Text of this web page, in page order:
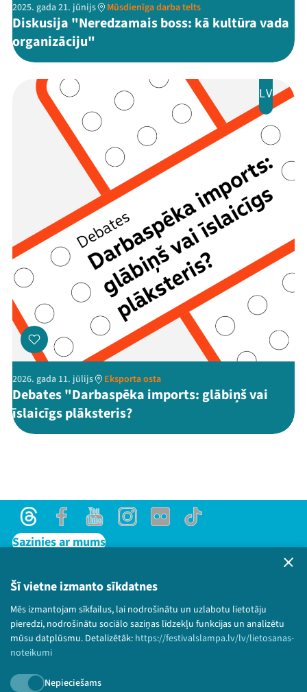
Šī vietne izmanto sīkdatnes
Mēs izmantojam sīkfailus, lai nodrošinātu un uzlabotu lietotāju
pieredzi, nodrošinātu sociālo saziņas līdzekļu funkcijas un analizētu
mūsu datplūsmu. Detalizētāk: https://festivalslampa.lv/lv/lietosanas-
noteikumi
Nepieciešams
2025. gada 21. jūnijs Mūsdienīga darba telts
Diskusija "Neredzamais boss: kā kultūra vada
organizāciju"
LV
2026. gada 11. jūlijs Eksporta osta
Debates "Darbaspēka imports: glābiņš vai
īslaicīgs plāksteris?
ThreadsFacebookYoutubeInstagram
Flick TikTok
Sazinies ar mums
Lietošanas noteikumi un sīkdatņu politika
Bērnu aizsardzības politika
© 2026 Sarunu festivāls LAMPA Visas tiesības
paturētas.